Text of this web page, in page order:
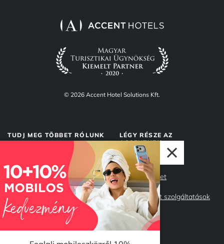
© 2026 Accent Hotel Solutions Kft.
TUDJ MEG TÖBBET RÓLUNK
Rólunk
Adatvédelem
Impresszum
Miért az Accent?
LÉGY RÉSZE AZ
ACCENTNEK
Accent Market
Management szolgáltatások
Csapatunk